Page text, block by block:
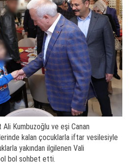
Kumbuzoğlu ve eşi Canan
kalan çocuklarla iftar vesilesiyle
yakından ilgilenen Vali
bol sohbet etti.